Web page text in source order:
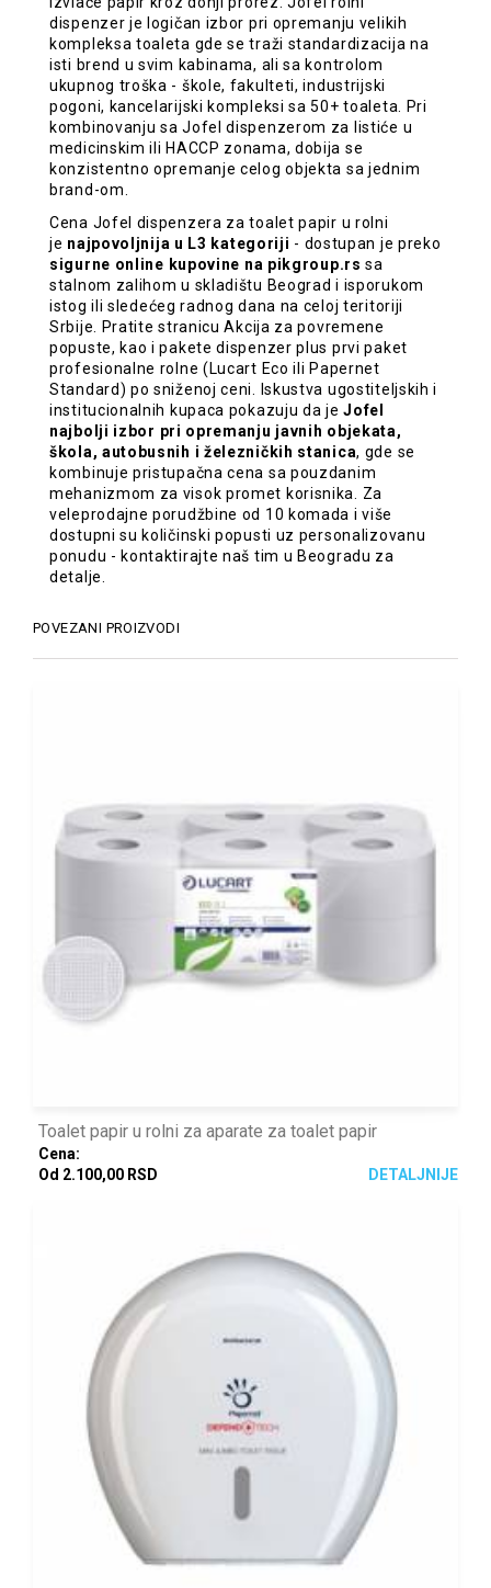
dispenzer je logičan izbor pri opremanju velikih
kompleksa toaleta gde se traži standardizacija na
isti brend u svim kabinama, ali sa kontrolom
ukupnog troška - škole, fakulteti, industrijski
pogoni, kancelarijski kompleksi sa 50+ toaleta. Pri
kombinovanju sa Jofel dispenzerom za listiće u
medicinskim ili HACCP zonama, dobija se
konzistentno opremanje celog objekta sa jednim
brand-om.
Cena Jofel dispenzera za toalet papir u rolni
je najpovoljnija u L3 kategoriji - dostupan je preko
sigurne online kupovine na pikgroup.rs sa
stalnom zalihom u skladištu Beograd i isporukom
istog ili sledećeg radnog dana na celoj teritoriji
Srbije. Pratite stranicu Akcija za povremene
popuste, kao i pakete dispenzer plus prvi paket
profesionalne rolne (Lucart Eco ili Papernet
Standard) po sniženoj ceni. Iskustva ugostiteljskih i
institucionalnih kupaca pokazuju da jeJofel
najbolji izbor pri opremanju javnih objekata,
škola, autobusnih i železničkih stanica, gde se
kombinuje pristupačna cena sa pouzdanim
mehanizmom za visok promet korisnika. Za
veleprodajne porudžbine od 10 komada i više
dostupni su količinski popusti uz personalizovanu
ponudu - kontaktirajte naš tim u Beogradu za
detalje.
POVEZANI PROIZVODI
Toalet papir u rolni za aparate za toalet papir
Cena:
Od 2.100,00 RSD
DETALJNIJE